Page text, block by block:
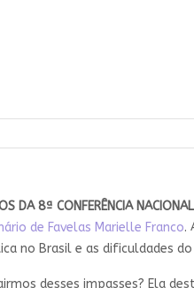
DA 8ª CONFERÊNCIA
de Favelas Marielle Franco.
no Brasil e as dificuldades
desses impasses? Ela